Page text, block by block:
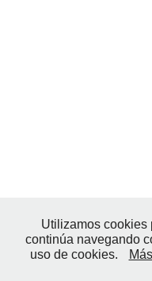
Utilizamos cookies
continúa navegando
uso de cookies.